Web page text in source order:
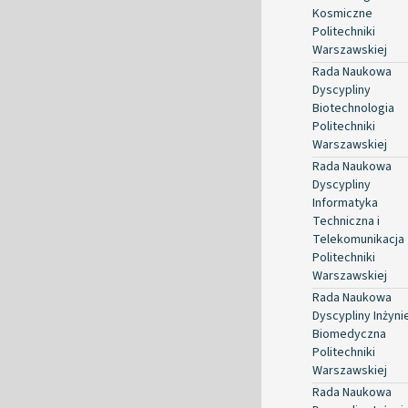
Kosmiczne
Politechniki
Warszawskiej
Rada Naukowa
Dyscypliny
Biotechnologia
Politechniki
Warszawskiej
Rada Naukowa
Dyscypliny
Informatyka
Techniczna i
Telekomunikacja
Politechniki
Warszawskiej
Rada Naukowa
Dyscypliny
Biomedyczna
Politechniki
Warszawskiej
Rada Naukowa